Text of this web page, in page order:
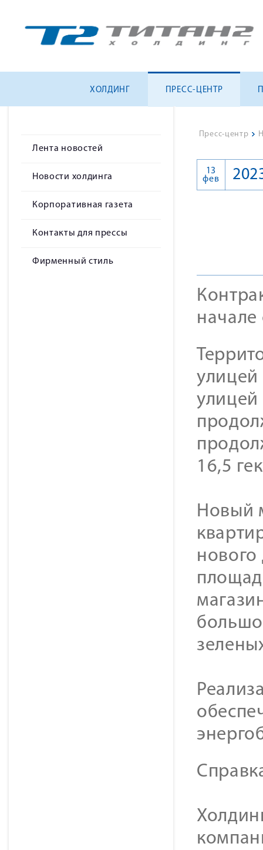
ХОЛДИНГ ПРЕСС-ЦЕНТР
Лента новостей
Новости холдинга
Корпоративная газета
Контакты для прессы
Фирменный стиль
Пресс-центр >
13
фев
начале
улицей
улицей
16,5
Новый
нового